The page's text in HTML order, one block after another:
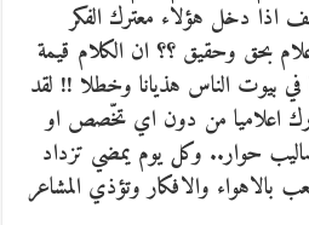
اذا دخل هؤلاء معترك الفكر
بحق وحقيق ؟؟ ان الكلام قيمة
في بيوت الناس هذيانا وخطلا !! لقد
اعلاميا من دون اي تخّصص او
حوار.. وكل يوم يمضي تزداد
بالاهواء والافكار وتؤذي المشاعر